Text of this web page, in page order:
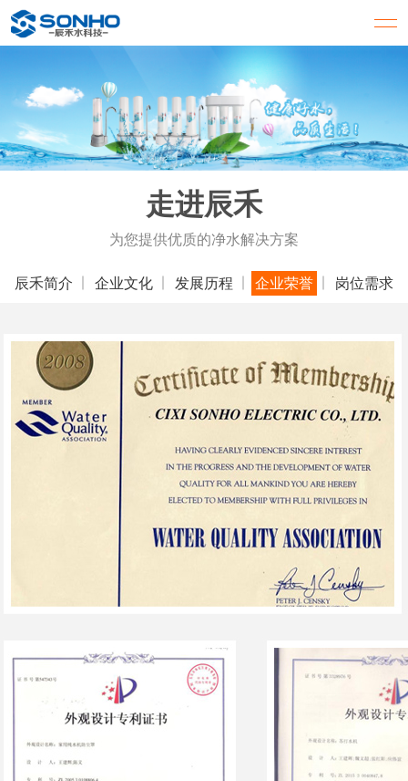
走进辰禾
为您提供优质的净水解决方案
辰禾简介 企业文化 发展历程 企业荣誉 岗位需求